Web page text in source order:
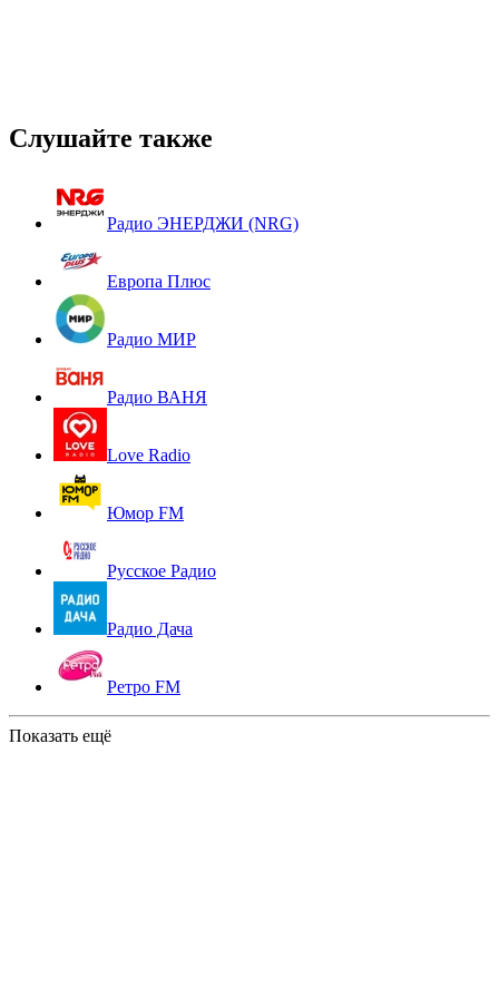
Слушайте также
Радио ЭНЕРДЖИ (NRG)
Европа Плюс
Радио МИР
Радио ВАНЯ
Love Radio
Юмор FM
Русское Радио
Радио Дача
Ретро FM
Показать ещё